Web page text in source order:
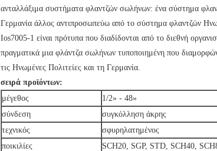
ανταλλάξιμα συστήματα φλαντζών σωλήνων: ένα σύστημα
Γερμανία άλλος αντιπροσωπεύω από το σύστημα φλαντζών
Ios7005-1 είναι πρότυπα που διαδίδονται από το διεθνή
πραγματικά μια φλάντζα σωλήνων τυποποιημένη που
τις Ηνωμένες Πολιτείες και τη Γερμανία.
σειρά προϊόντων:
μέγεθος
1/2» - 48»
σύνδεση
συγκόλληση άκρης
τεχνικός
σφυρηλατημένος
ποικιλίες
SCH20, SGP, STD, SCH40,